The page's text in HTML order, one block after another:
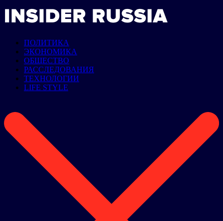
ПОЛИТИКА
ЭКОНОМИКА
ОБЩЕСТВО
РАССЛЕДОВАНИЯ
ТЕХНОЛОГИИ
LIFE STYLE